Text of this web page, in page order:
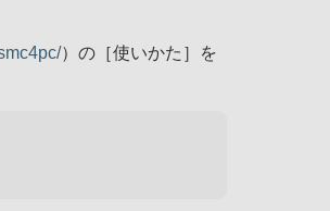
）の［使いかた］を